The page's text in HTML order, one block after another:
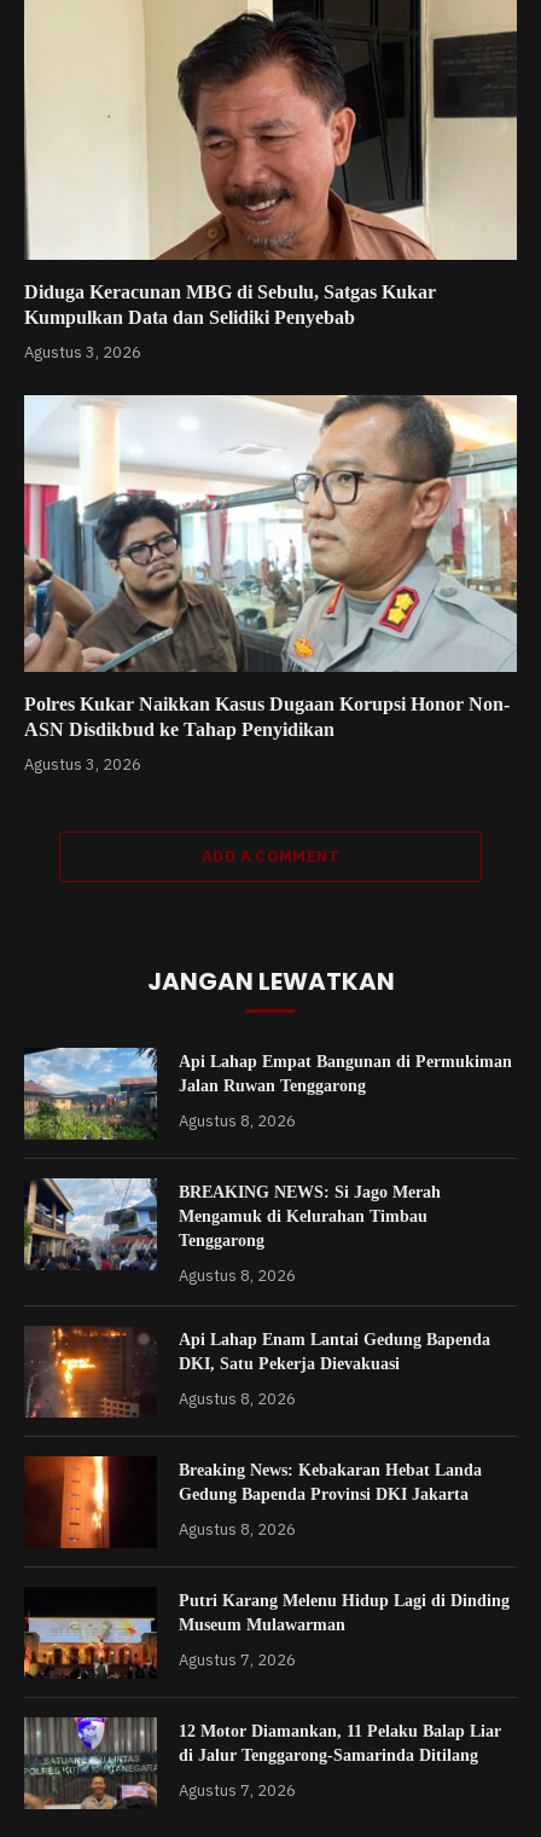
Diduga Keracunan MBG di Sebulu, Satgas Kukar
Kumpulkan Data dan Selidiki Penyebab
Agustus 3, 2026
Polres Kukar Naikkan Kasus Dugaan Korupsi Honor Non-
ASN Disdikbud ke Tahap Penyidikan
Agustus 3, 2026
ADD A COMMENT
JANGAN LEWATKAN
Api Lahap Empat Bangunan di Permukiman
Jalan Ruwan Tenggarong
Agustus 8, 2026
BREAKING NEWS: Si Jago Merah
Mengamuk di Kelurahan Timbau
Tenggarong
Agustus 8, 2026
Api Lahap Enam Lantai Gedung Bapenda
DKI, Satu Pekerja Dievakuasi
Agustus 8, 2026
Breaking News: Kebakaran Hebat Landa
Gedung Bapenda Provinsi DKI Jakarta
Agustus 8, 2026
Putri Karang Melenu Hidup Lagi di Dinding
Museum Mulawarman
Agustus 7, 2026
12 Motor Diamankan, 11 Pelaku Balap Liar
di Jalur Tenggarong-Samarinda Ditilang
Agustus 7, 2026